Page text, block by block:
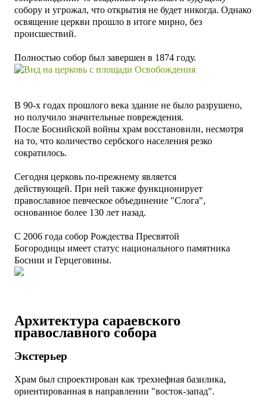
собору и угрожал, что открытия не будет никогда. Однако
освящение церкви прошло в итоге мирно, без
происшествий.
Полностью собор был завершен в 1874 году.
В 90-х годах прошлого века здание не было разрушено,
но получило значительные повреждения.
После Боснийской войны храм восстановили, несмотря
на то, что количество сербского населения резко
сократилось.
Сегодня церковь по-прежнему является
действующей. При ней также функционирует
православное певческое объединение "Слога",
основанное более 130 лет назад.
C 2006 года собор Рождества Пресвятой
Богородицы имеет статус национального памятника
Боснии и Герцеговины.
Архитектура сараевского
православного собора
Экстерьер
Храм был спроектирован как трехнефная базилика,
ориентированная в направлении "восток-запад".